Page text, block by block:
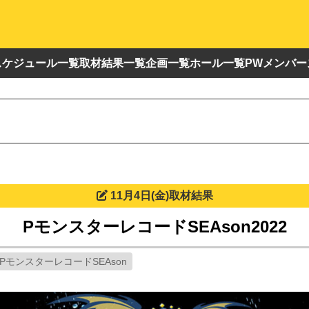
ケジュール一覧取材結果一覧企画一覧ホール一覧PWメンバ
11月4日(金)取材結果
PモンスターレコードSEAson2022
PモンスターレコードSEAson